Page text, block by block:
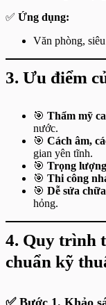
✅ Ứng dụng:
Văn phòng,
3. Ưu điểm
🎯 Thẩm mỹ
nước.
🎯 Cách âm,
gian yên tĩnh.
🎯 Trọng
🎯 Thi công
🎯 Dễ sửa
hỏng.
4. Quy trình
chuẩn kỹ
✅ Bước 1. Khảo